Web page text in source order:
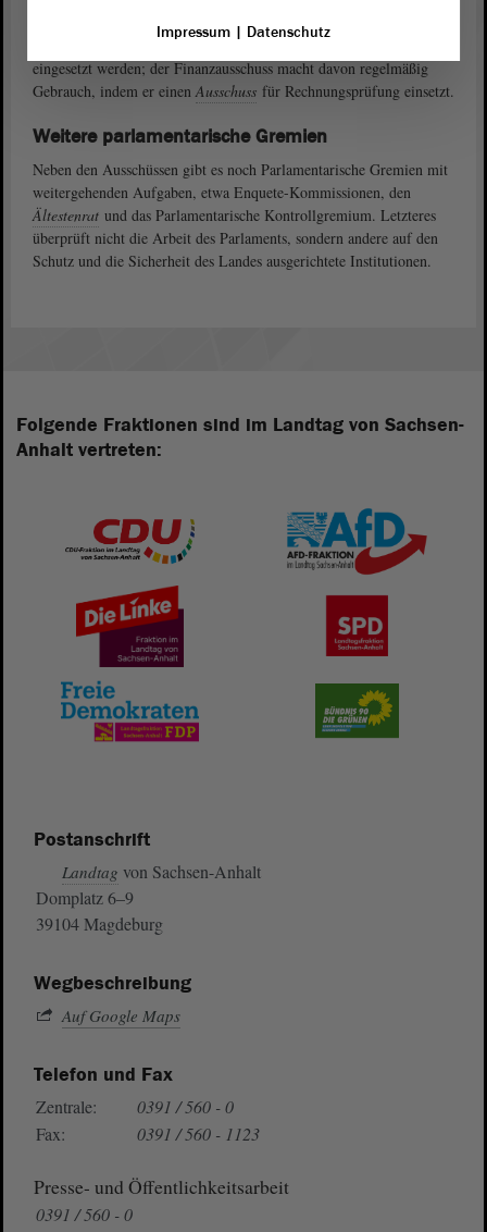
elf ständige Ausschüsse. Es können ergänzend zeitweilige
Ausschüsse einberufen werden. Zusätzlich können Unterausschüsse
eingesetzt werden; der Finanzausschuss macht davon regelmäßig
Gebrauch, indem er einen Ausschuss für Rechnungsprüfung einsetzt.
Weitere parlamentarische Gremien
Neben den Ausschüssen gibt es noch Parlamentarische Gremien mit
weitergehenden Aufgaben, etwa Enquete-Kommissionen, den
Ältestenrat und das Parlamentarische Kontrollgremium. Letzteres
überprüft nicht die Arbeit des Parlaments, sondern andere auf den
Schutz und die Sicherheit des Landes ausgerichtete Institutionen.
Folgende Fraktionen sind im Landtag von Sachsen-
Anhalt vertreten:
Postanschrift
Landtag von Sachsen-Anhalt
Domplatz 6–9
39104 Magdeburg
Wegbeschreibung
Auf Google Maps
Telefon und Fax
Zentrale:
0391 / 560 - 0
Fax:
0391 / 560 - 1123
Presse- und Öffentlichkeitsarbeit
0391 / 560 - 0
Impressum| Datenschutz